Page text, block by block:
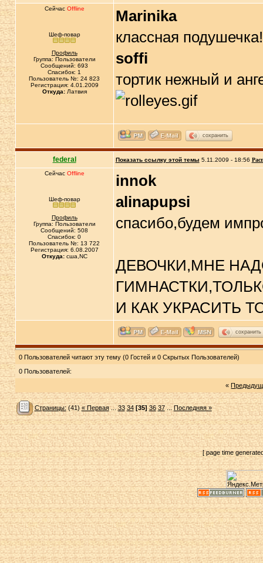
Сейчас Offline
Шеф-повар
Профиль
Группа: Пользователи
Сообщений: 693
Спасибок: 1
Пользователь №: 24 823
Регистрация: 4.01.2009
Откуда:Латвия
Marinika
классная
soffi
тортик нежный и
сохранить
federal Показать ссылку этой темы 5.11.2009 - 18:56
Сейчас Offline
Шеф-повар
Профиль
Группа: Пользователи
Сообщений: 508
Спасибок: 0
Пользователь №: 13 722
Регистрация: 6.08.2007
Откуда:сша,NC
innok
alinapupsi
спасибо,будем
ДЕВОЧКИ,МНЕ
И КАК УКРАСИТЬ
сохранить
0 Пользователей читают эту тему (0 Гостей и 0 Скрытых Пользователей)
0 Пользователей:
«
Страницы:(41)« Первая...33 34 [35] 36 37... Последняя »
[ page time